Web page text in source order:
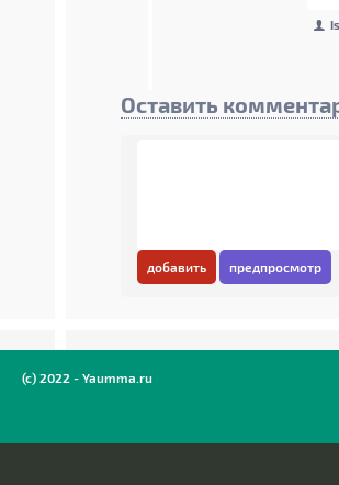
Оставить
добавить предпросмотр
(c) 2022 - Yaumma.ru